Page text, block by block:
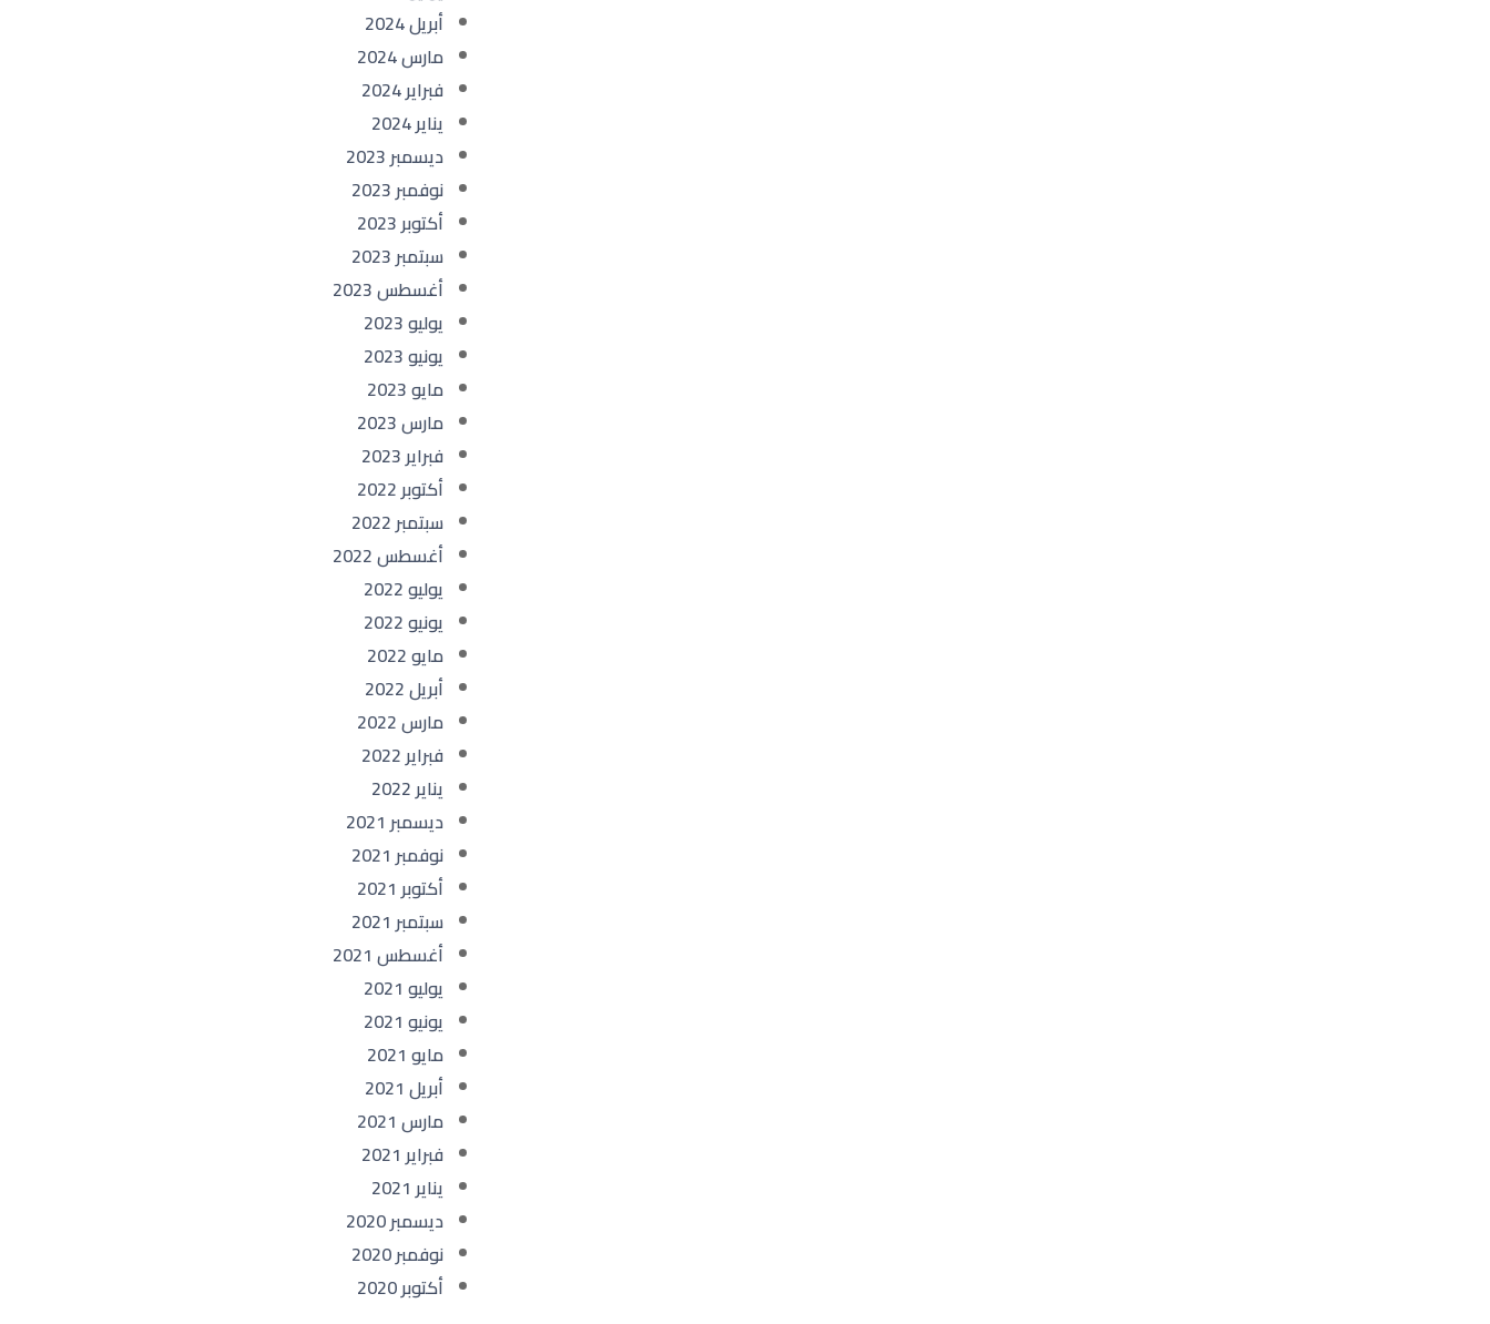
أبريل 2024
مارس 2024
فبراير 2024
يناير 2024
ديسمبر 2023
نوفمبر 2023
أكتوبر 2023
سبتمبر 2023
أغسطس 2023
يوليو 2023
يونيو 2023
مايو 2023
مارس 2023
فبراير 2023
أكتوبر 2022
سبتمبر 2022
أغسطس 2022
يوليو 2022
يونيو 2022
مايو 2022
أبريل 2022
مارس 2022
فبراير 2022
يناير 2022
ديسمبر 2021
نوفمبر 2021
أكتوبر 2021
سبتمبر 2021
أغسطس 2021
يوليو 2021
يونيو 2021
مايو 2021
أبريل 2021
مارس 2021
فبراير 2021
يناير 2021
ديسمبر 2020
نوفمبر 2020
أكتوبر 2020